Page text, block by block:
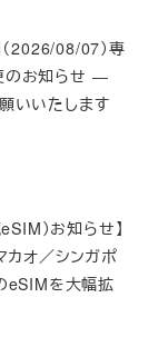
2026/08/07）専
のお知らせ ―
いいたします
）お知らせ】
カオ／シンガポ
eSIMを大幅拡